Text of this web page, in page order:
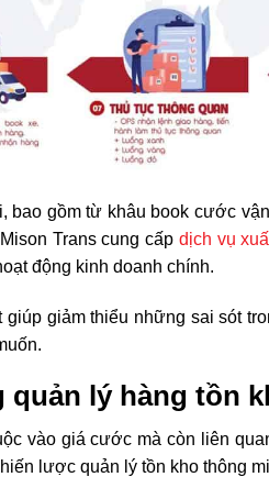
bao gồm từ khâu book cước
Trans cung cấp dịch vụ
động kinh doanh chính.
giảm thiểu những sai sót
quản lý hàng tồn
vào giá cước mà còn liên
lược quản lý tồn kho thông